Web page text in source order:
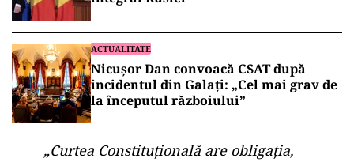
ACTUALITATE
Nicușor Dan convoacă CSAT după
incidentul din Galați: „Cel mai grav de
la începutul războiului”
„Curtea Constituțională are obligația,